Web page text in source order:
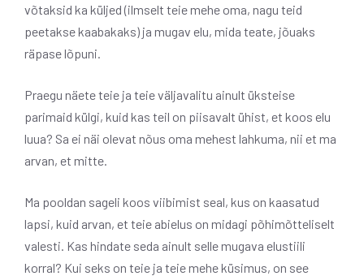
võtaksid ka küljed (ilmselt teie mehe oma, nagu teid
peetakse kaabakaks) ja mugav elu, mida teate, jõuaks
räpase lõpuni.
Praegu näete teie ja teie väljavalitu ainult üksteise
parimaid külgi, kuid kas teil on piisavalt ühist, et koos elu
luua? Sa ei näi olevat nõus oma mehest lahkuma, nii et ma
arvan, et mitte.
Ma pooldan sageli koos viibimist seal, kus on kaasatud
lapsi, kuid arvan, et teie abielus on midagi põhimõtteliselt
valesti. Kas hindate seda ainult selle mugava elustiili
korral? Kui seks on teie ja teie mehe küsimus, on see